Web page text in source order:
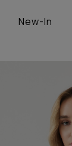
New-In